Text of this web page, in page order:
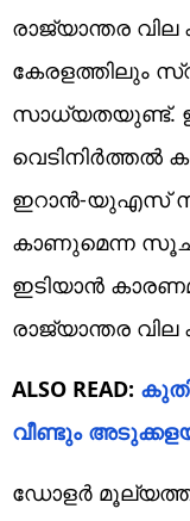
രാജ്യാന്തര
കേരളത്തിലും
സാധ്യതയുണ്ട്.
വെടിനിർത്തൽ
ഇറാൻ-യുഎസ്
കാണുമെന്ന
ഇടിയാൻ
രാജ്യാന്തര
ALSO READ:
വീണ്ടും
ഡോളർ